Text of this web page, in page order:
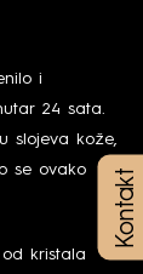
Kontakt
i
24 sata.
slojeva kože,
se ovako
kristala